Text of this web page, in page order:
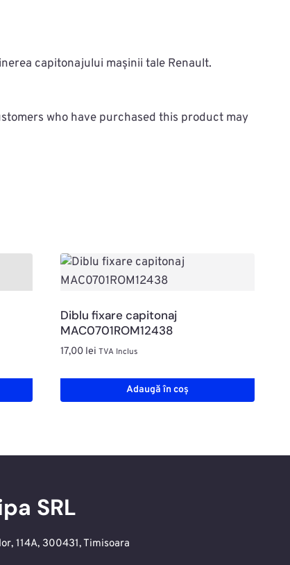
capitonajului mașinii tale Renault.
who have purchased this product may
Diblu fixare capitonaj
MAC0701ROM12438
17,00 lei TVA Inclus
Adaugă în coș
SRL
114A, 300431, Timisoara